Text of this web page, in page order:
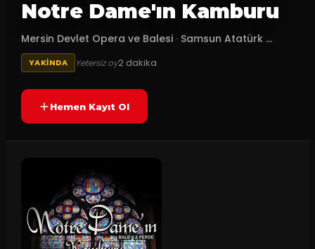
Notre Dame'ın Kamburu
Mersin Devlet Opera ve Balesi · Samsun Atatürk ...
YAKINDA Yetersiz oy2 dakika
Hemen Kayıt Ol